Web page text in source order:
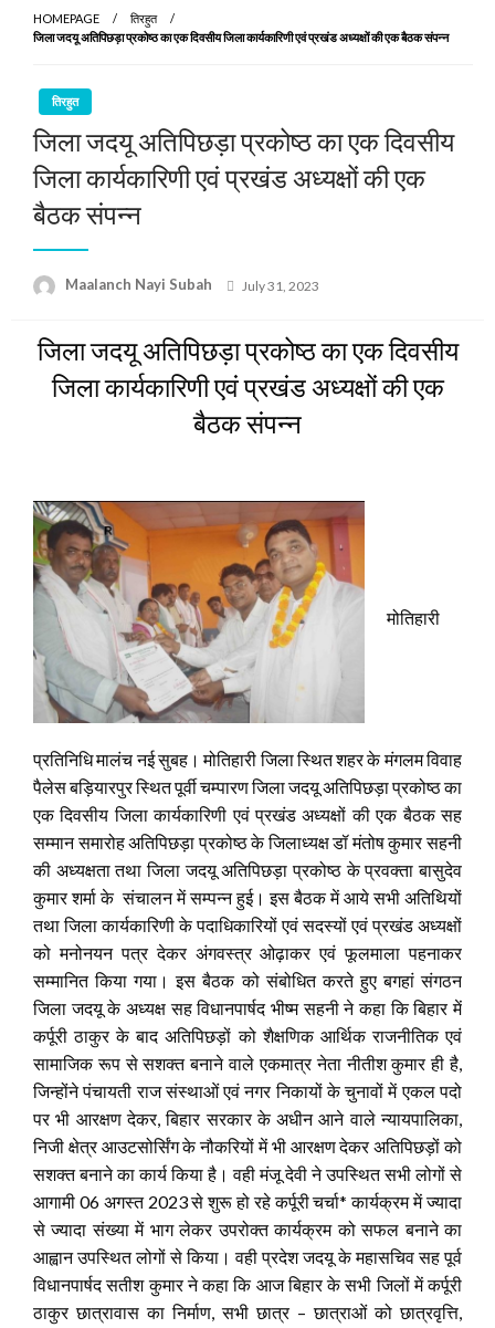
HOMEPAGE
तिरहुत
जिला जदयू अतिपिछड़ा प्रकोष्ठ का एक दिवसीय जिला कार्यकारिणी एवं प्रखंड अध्यक्षों की एक बैठक संपन्न
तिरहुत
जिला जदयू अतिपिछड़ा प्रकोष्ठ का एक दिवसीय
जिला कार्यकारिणी एवं प्रखंड अध्यक्षों की एक
बैठक संपन्न
Maalanch Nayi Subah
Posted
July 31, 2023
जिला जदयू अतिपिछड़ा प्रकोष्ठ का एक दिवसीय
जिला कार्यकारिणी एवं प्रखंड अध्यक्षों की एक
बैठक संपन्न
मोतिहारी
प्रतिनिधि मालंच नई सुबह। मोतिहारी जिला स्थित शहर के मंगलम विवाह
पैलेस बड़ियारपुर स्थित पूर्वी चम्पारण जिला जदयू अतिपिछड़ा प्रकोष्ठ का
एक दिवसीय जिला कार्यकारिणी एवं प्रखंड अध्यक्षों की एक बैठक सह
सम्मान समारोह अतिपिछड़ा प्रकोष्ठ के जिलाध्यक्ष डॉ मंतोष कुमार सहनी
की अध्यक्षता तथा जिला जदयू अतिपिछड़ा प्रकोष्ठ के प्रवक्ता बासुदेव
कुमार शर्मा के संचालन में सम्पन्न हुई। इस बैठक में आये सभी अतिथियों
तथा जिला कार्यकारिणी के पदाधिकारियों एवं सदस्यों एवं प्रखंड अध्यक्षों
को मनोनयन पत्र देकर अंगवस्त्र ओढ़ाकर एवं फूलमाला पहनाकर
सम्मानित किया गया। इस बैठक को संबोधित करते हुए बगहां संगठन
जिला जदयू के अध्यक्ष सह विधानपार्षद भीष्म सहनी ने कहा कि बिहार में
कर्पूरी ठाकुर के बाद अतिपिछड़ों को शैक्षणिक आर्थिक राजनीतिक एवं
सामाजिक रूप से सशक्त बनाने वाले एकमात्र नेता नीतीश कुमार ही है,
जिन्होंने पंचायती राज संस्थाओं एवं नगर निकायों के चुनावों में एकल पदो
पर भी आरक्षण देकर, बिहार सरकार के अधीन आने वाले न्यायपालिका,
निजी क्षेत्र आउटसोर्सिंग के नौकरियों में भी आरक्षण देकर अतिपिछड़ों को
सशक्त बनाने का कार्य किया है। वही मंजू देवी ने उपस्थित सभी लोगों से
आगामी 06 अगस्त 2023 से शुरू हो रहे कर्पूरी चर्चा* कार्यक्रम में ज्यादा
से ज्यादा संख्या में भाग लेकर उपरोक्त कार्यक्रम को सफल बनाने का
आह्वान उपस्थित लोगों से किया। वही प्रदेश जदयू के महासचिव सह पूर्व
विधानपार्षद सतीश कुमार ने कहा कि आज बिहार के सभी जिलों में कर्पूरी
ठाकुर छात्रावास का निर्माण, सभी छात्र – छात्राओं को छात्रवृत्ति,